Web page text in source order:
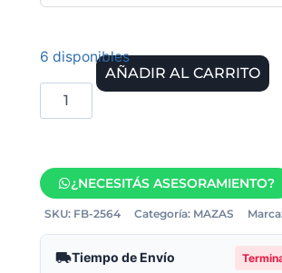
6 disponibles
AÑADIR AL CARRITO
¿NECESITÁS ASESORAMIENTO?
SKU: FB-2564 Categoría: MAZAS
Tiempo de Envío